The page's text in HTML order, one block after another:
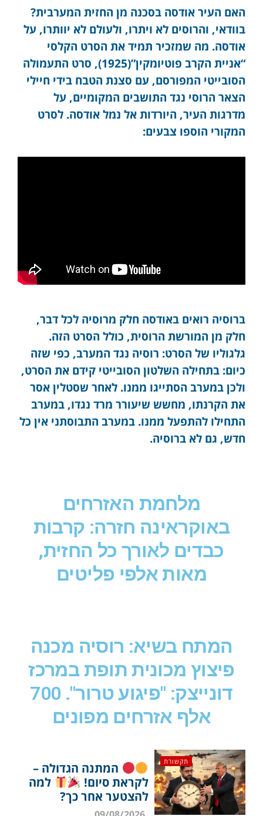
האם העיר אודסה בסכנה מן החזית המערבית?
בוודאי, והרוסים לא ויתרו, ולעולם לא יוותרו, על
אודסה. מה שמזכיר תמיד את הסרט הקלסי
“אניית הקרב פוטיומקין”(1925), סרט התעמולה
הסובייטי המפורסם, עם סצנת הטבח בידי חיילי
הצאר הרוסי נגד התושבים המקומיים, על
מדרגות העיר, היורדות אל נמל אודסה. לסרט
המקורי הוספו צבעים:
ברוסיה רואים באודסה חלק מרוסיה לכל דבר,
חלק מן המורשת הרוסית, כולל הסרט הזה.
גלגוליו של הסרט: רוסיה נגד המערב, כפי שזה
כיום: בתחילה השלטון הסובייטי קידם את הסרט,
ולכן במערב הסתייגו ממנו. לאחר שסטלין אסר
את הקרנתו, מחשש שיעורר מרד נגדו, במערב
התחילו להתפעל ממנו. במערב התבוסתני אין כל
חדש, גם לא ברוסיה.
מלחמת האזרחים
באוקראינה חזרה: קרבות
כבדים לאורך כל החזית,
מאות אלפי פליטים
המתח בשיא: רוסיה מכנה
פיצוץ מכונית תופת במרכז
דונייצק: "פיגוע טרור". 700
אלף אזרחים מפונים
תקשורת
המתנה הגדולה –
לקראת סיום!
למה
להצטער אחר כך?